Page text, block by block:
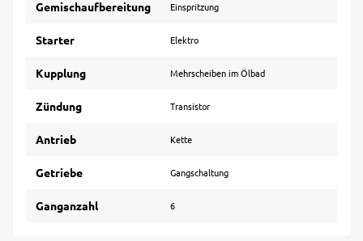
Gemischaufbereitung Einspritzung
Starter Elektro
Kupplung Mehrscheiben im Ölbad
Zündung Transistor
Antrieb Kette
Getriebe Gangschaltung
Ganganzahl 6